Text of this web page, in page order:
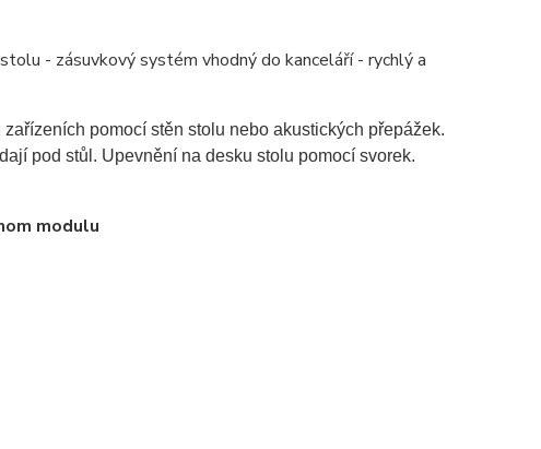
- zásuvkový systém vhodný do kanceláří - rychlý a
pomocí stěn stolu nebo akustických přepážek.
pod stůl. Upevnění na desku stolu pomocí svorek.
modulu